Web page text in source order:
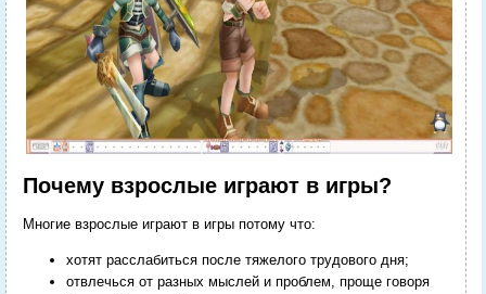
Почему взрослые играют в игры?
Многие взрослые играют в игры потому что:
хотят расслабиться после тяжелого трудового дня;
отвлечься от разных мыслей и проблем, проще говоря